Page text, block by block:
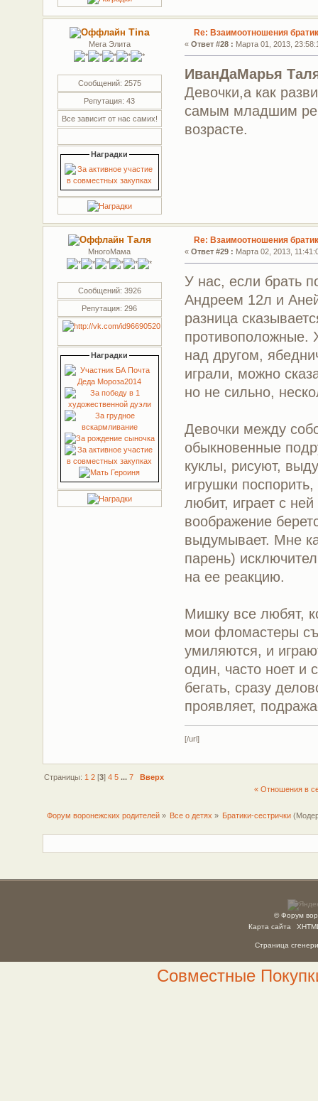
Tina
Мега Элита
Сообщений: 2575
Репутация: 43
Все зависит от нас самих!
Наградки
Re: Взаимоотношения
«Ответ #28 : Марта 01, 2013,
ИванДаМарья
Девочки,а как
самым младшим
возрасте.
Таля
МногоМама
Сообщений: 3926
Репутация: 296
Наградки
Re: Взаимоотношения
«Ответ #29 : Марта 02, 2013,
У нас, если брать
Андреем 12л и
разница
противоположные.
над другом,
играли, можно
но не сильно,
Девочки между
обыкновенные
куклы, рисуют,
игрушки
любит, играет с
воображение
выдумывает. Мне
парень)
на ее реакцию.
Мишку все любят,
мои фломастеры
умиляются, и
один, часто ноет и
бегать, сразу
проявляет,
[/url]
Страницы: 1 2[3] 4 5 ... 7
Вверх
« Отношения в
Форум воронежских родителей» Все о детях » Братики-сестрички
© Форум
Карта сайта
Страница
Совместные